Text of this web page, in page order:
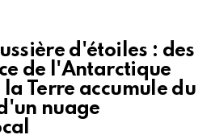
d'étoiles : des
de l'Antarctique
Terre accumule du
nuage